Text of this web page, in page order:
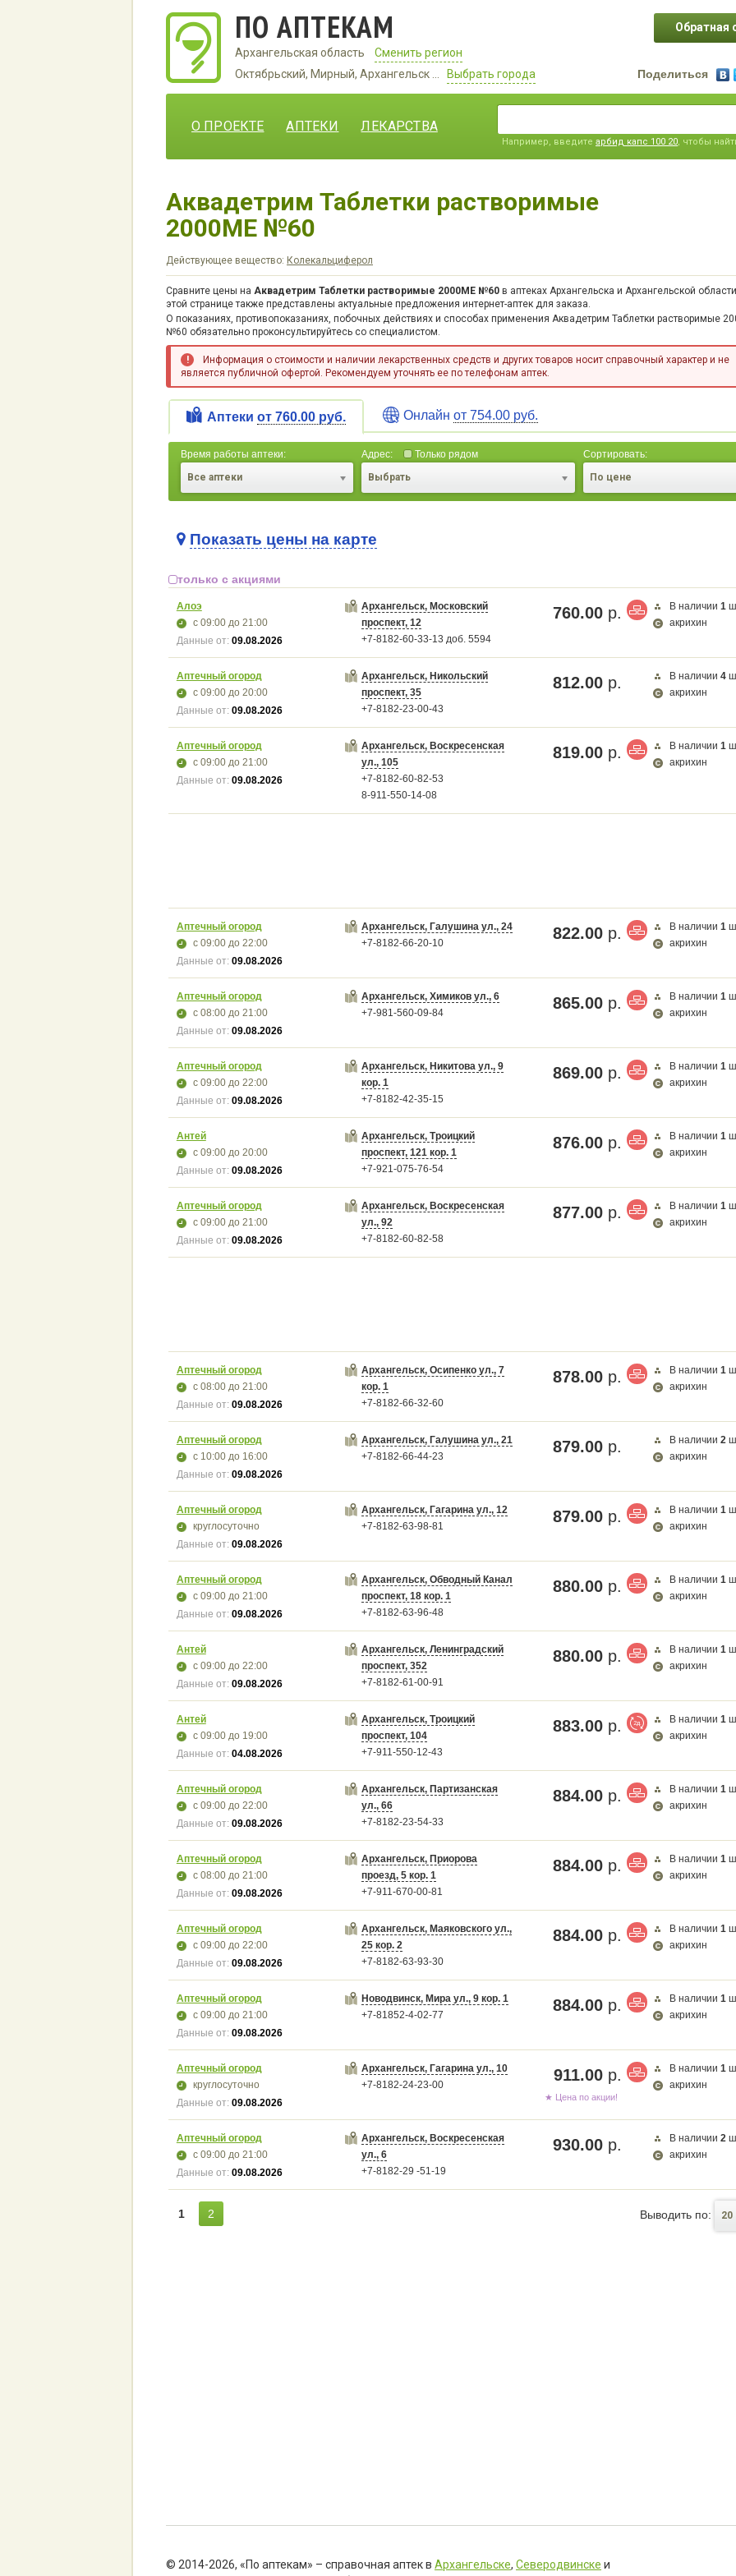
ПО АПТЕКАМ
Архангельская область
Сменить регион
Октябрьский, Мирный, Архангельск ...
Выбрать города
Обратная
Поделиться
О ПРОЕКТЕ АПТЕКИ ЛЕКАРСТВА
Например, введите арбид капс 100 20, чтобы
Аквадетрим Таблетки растворимые
2000МЕ №60
Действующее вещество: Колекальциферол
Сравните цены на Аквадетрим Таблетки растворимые 2000МЕ №60 в аптеках Архангельска и Архангельской
этой странице также представлены актуальные предложения интернет-аптек для заказа.
О показаниях, противопоказаниях, побочных действиях и способах применения Аквадетрим Таблетки растворимые
№60 обязательно проконсультируйтесь со специалистом.
Информация о стоимости и наличии лекарственных средств и других товаров носит справочный характер и не
является публичной офертой. Рекомендуем уточнять ее по телефонам аптек.
Аптеки от 760.00 руб. Онлайн от 754.00 руб.
Время работы аптеки:
Все аптеки
Адрес:
Только рядом
Выбрать
Сортировать:
По цене
Карта загружается...
Показать цены на карте
только с акциями
Алоэ
с 09:00до 21:00
Данные от: 09.08.2026
Архангельск, Московский
проспект, 12
+7-8182-60-33-13 доб. 5594
760.00 р. В наличии1
акрихин
Аптечный огород
с 09:00до 20:00
Данные от: 09.08.2026
Архангельск, Никольский
проспект, 35
+7-8182-23-00-43
812.00 р. В наличии4
акрихин
Аптечный огород
с 09:00до 21:00
Данные от: 09.08.2026
Архангельск, Воскресенская
ул., 105
+7-8182-60-82-53
8-911-550-14-08
819.00 р. В наличии1
акрихин
Аптечный огород
с 09:00до 22:00
Данные от: 09.08.2026
Архангельск, Галушина ул., 24
+7-8182-66-20-10
822.00 р. В наличии1
акрихин
Аптечный огород
с 08:00до 21:00
Данные от: 09.08.2026
Архангельск, Химиков ул., 6
+7-981-560-09-84
865.00 р. В наличии1
акрихин
Аптечный огород
с 09:00до 22:00
Данные от: 09.08.2026
Архангельск, Никитова ул., 9
кор. 1
+7-8182-42-35-15
869.00 р. В наличии1
акрихин
Антей
с 09:00до 20:00
Данные от: 09.08.2026
Архангельск, Троицкий
проспект, 121 кор. 1
+7-921-075-76-54
876.00 р. В наличии1
акрихин
Аптечный огород
с 09:00до 21:00
Данные от: 09.08.2026
Архангельск, Воскресенская
ул., 92
+7-8182-60-82-58
877.00 р. В наличии1
акрихин
Аптечный огород
с 08:00до 21:00
Данные от: 09.08.2026
Архангельск, Осипенко ул., 7
кор. 1
+7-8182-66-32-60
878.00 р. В наличии1
акрихин
Аптечный огород
с 10:00до 16:00
Данные от: 09.08.2026
Архангельск, Галушина ул., 21
+7-8182-66-44-23
879.00 р. В наличии2
акрихин
Аптечный огород
круглосуточно
Данные от: 09.08.2026
Архангельск, Гагарина ул., 12
+7-8182-63-98-81
879.00 р. В наличии1
акрихин
Аптечный огород
с 09:00до 21:00
Данные от: 09.08.2026
Архангельск, Обводный Канал
проспект, 18 кор. 1
+7-8182-63-96-48
880.00 р. В наличии1
акрихин
Антей
с 09:00до 22:00
Данные от: 09.08.2026
Архангельск, Ленинградский
проспект, 352
+7-8182-61-00-91
880.00 р. В наличии1
акрихин
Антей
с 09:00до 19:00
Данные от: 04.08.2026
Архангельск, Троицкий
проспект, 104
+7-911-550-12-43
883.00 р. В наличии1
акрихин
Аптечный огород
с 09:00до 22:00
Данные от: 09.08.2026
Архангельск, Партизанская
ул., 66
+7-8182-23-54-33
884.00 р. В наличии1
акрихин
Аптечный огород
с 08:00до 21:00
Данные от: 09.08.2026
Архангельск, Приорова
проезд, 5 кор. 1
+7-911-670-00-81
884.00 р. В наличии1
акрихин
Аптечный огород
с 09:00до 22:00
Данные от: 09.08.2026
Архангельск, Маяковского ул.,
25 кор. 2
+7-8182-63-93-30
884.00 р. В наличии1
акрихин
Аптечный огород
с 09:00до 21:00
Данные от: 09.08.2026
Новодвинск, Мира ул., 9 кор. 1
+7-81852-4-02-77
884.00 р. В наличии1
акрихин
Аптечный огород
круглосуточно
Данные от: 09.08.2026
Архангельск, Гагарина ул., 10
+7-8182-24-23-00
911.00 р. В наличии1
акрихин
★ Цена по акции!
Аптечный огород
с 09:00до 21:00
Данные от: 09.08.2026
Архангельск, Воскресенская
ул., 6
+7-8182-29 -51-19
930.00 р. В наличии2
акрихин
1 2 Выводить по: 20
© 2014-2026, «По аптекам» – справочная аптек в Архангельске, Северодвинске и